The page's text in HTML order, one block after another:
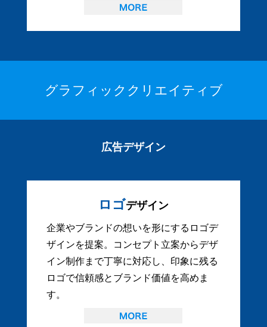
グラフィッククリエイティブ
広告デザイン
ロゴデザイン
企業やブランドの想いを形にするロゴデ
ザインを提案。コンセプト立案からデザ
イン制作まで丁寧に対応し、印象に残る
ロゴで信頼感とブランド価値を高めま
す。